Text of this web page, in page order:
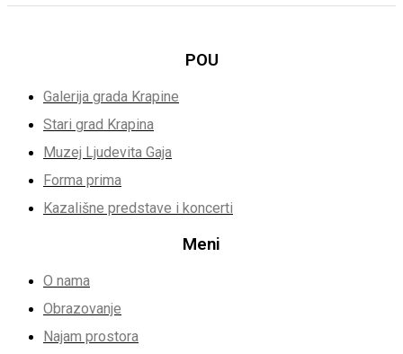
POU
Galerija grada Krapine
Stari grad Krapina
Muzej Ljudevita Gaja
Forma prima
Kazališne predstave i koncerti
Meni
O nama
Obrazovanje
Najam prostora